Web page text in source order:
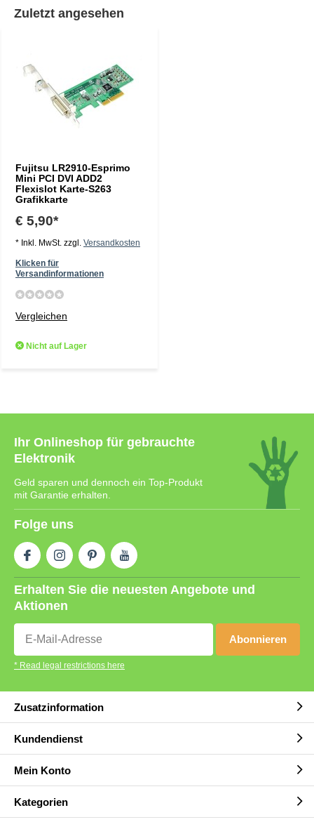
Zuletzt angesehen
Fujitsu LR2910-Esprimo
Mini PCI DVI ADD2
Flexislot Karte-S263
Grafikkarte
€ 5,90*
* Inkl. MwSt. zzgl. Versandkosten
Klicken für
Versandinformationen
Vergleichen
Nicht auf Lager
Ihr Onlineshop für gebrauchte
Elektronik
Geld sparen und dennoch ein Top-Produkt
mit Garantie erhalten.
Folge uns
Erhalten Sie die neuesten Angebote und
Aktionen
Abonnieren
* Read legal restrictions here
Zusatzinformation
Kundendienst
Mein Konto
Kategorien